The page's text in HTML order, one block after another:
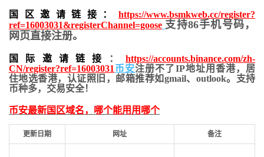
国区邀请链接： https://www.bsmkweb.cc/register?
ref=16003031&registerChannel=goose 支持86手机号码，
网页直接注册。
国际邀请链接 ：https://accounts.binance.com/zh-
CN/register?ref=16003031 币安注册不了IP地址用香港，居
住地选香港，认证照旧， 邮箱推荐如gmail、outlook。支持
币种多，交易安全！
币安最新国区域名，哪个能用用哪个
更新日期 网址 备注